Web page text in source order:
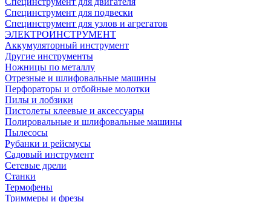
Специнструмент для подвески
Специнструмент для узлов и агрегатов
ЭЛЕКТРОИНСТРУМЕНТ
Аккумуляторный инструмент
Другие инструменты
Ножницы по металлу
Отрезные и шлифовальные машины
Перфораторы и отбойные молотки
Пилы и лобзики
Пистолеты клеевые и аксессуары
Полировальные и шлифовальные машины
Пылесосы
Рубанки и рейсмусы
Садовый инструмент
Сетевые дрели
Станки
Термофены
Триммеры и фрезы